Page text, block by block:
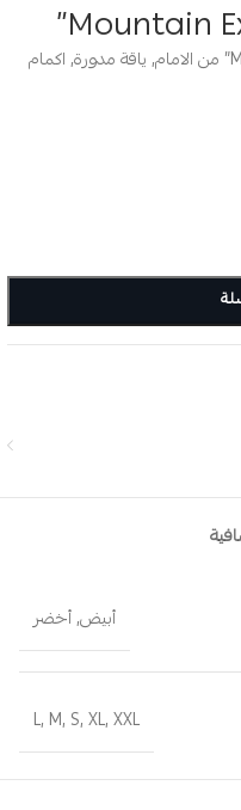
تيشيرت رجالي, طباعة “Mountain Explorer” من الامام, ياقة مدورة, اكمام
أبيض,أخضر
L, M, S, XL, XXL